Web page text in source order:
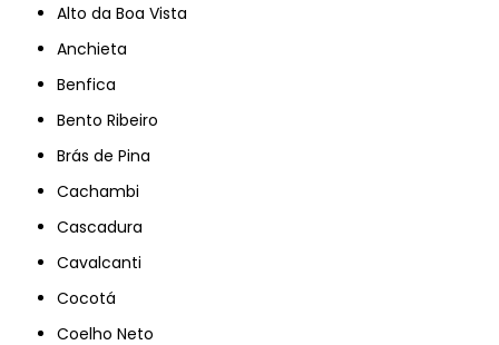
Alto da Boa Vista
Anchieta
Benfica
Bento Ribeiro
Brás de Pina
Cachambi
Cascadura
Cavalcanti
Cocotá
Coelho Neto